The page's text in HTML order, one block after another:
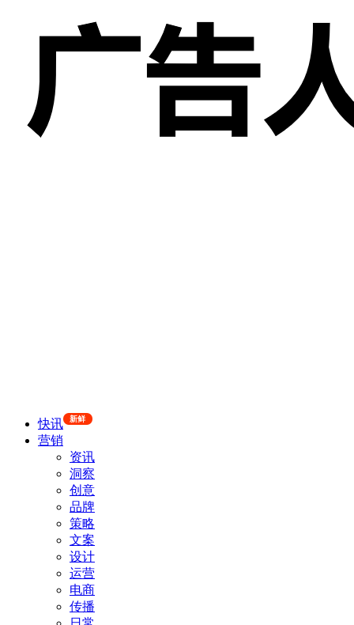
快讯 新鲜
营销
资讯
洞察
创意
品牌
策略
文案
设计
运营
电商
传播